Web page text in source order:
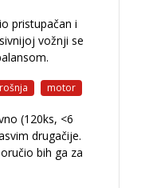
pristupačan i
vožnji se
motor
(120ks, <6
drugačije.
bih ga za